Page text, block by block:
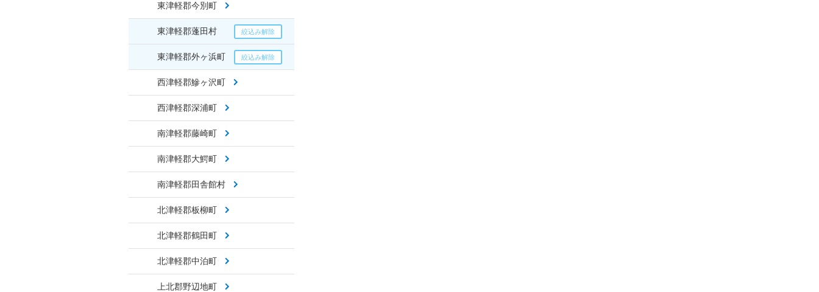
東津軽郡今別町
東津軽郡蓬田村
東津軽郡外ヶ浜町
西津軽郡鰺ヶ沢町
西津軽郡深浦町
南津軽郡藤崎町
南津軽郡大鰐町
南津軽郡田舎館村
北津軽郡板柳町
北津軽郡鶴田町
北津軽郡中泊町
上北郡野辺地町